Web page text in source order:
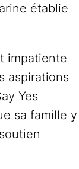
établie
impatiente
aspirations
Yes
sa famille y